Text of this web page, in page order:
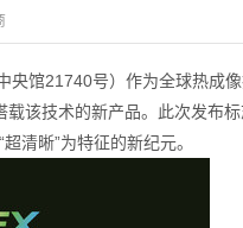
央馆21740号）作为全球热成
该技术的新产品。此次发布
清晰”为特征的新纪元。